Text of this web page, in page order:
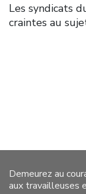
Les syndicats
craintes au
Demeurez au
aux travailleuses